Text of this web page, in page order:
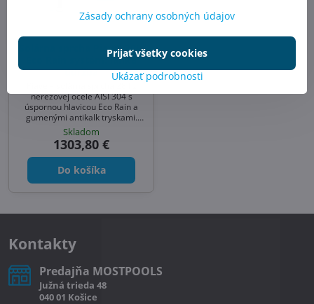
Solárna sprcha Piave, 28L,
Eco Rain systém, ľahká
údržba
nerezovej ocele AISI 304 s
úspornou hlavicou Eco Rain a
gumenými antikalk tryskami.
Moderný vzhľad, ľahká údržba a
jednoduchá montáž. Ideálna
sprcha k bazénu aj solárna
sprcha do záhrady.
Skladom
1303,80 €
Do košíka
Kontakty
Predajňa MOSTPOOLS
Južná trieda 48
040 01 Košice
Zásady ochrany osobných údajov
Ukázať podrobnosti
Prijať všetky cookies